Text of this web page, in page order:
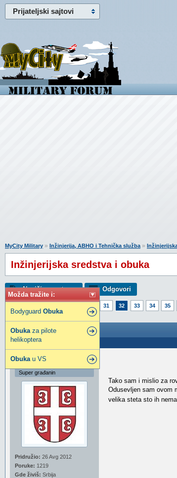
Prijateljski sajtovi
Možda tražite i:
Bodyguard Obuka
Obukaza pilote
helikoptera
Obukau VS
MyCity Military » Inžinjerija, ABHO i Tehnička služba»
Inžinjerijska sredstva i obuka
Napiši novu temu Odgovori
31 32 33 34 35
58 72
Inžinjerijska sredstva i obuka
Poslao: 08 Sep 2015 23:50
zumzum
Super građanin
Pridružio: 26 Avg 2012
Poruke: 1219
Gde živiš: Srbija
Tako sam i mislio za
Odusevljen sam ovom
velika steta sto ih